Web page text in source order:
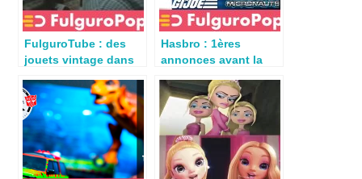
FulguroTube : des
jouets vintage dans
Hasbro : 1ères
annonces avant la